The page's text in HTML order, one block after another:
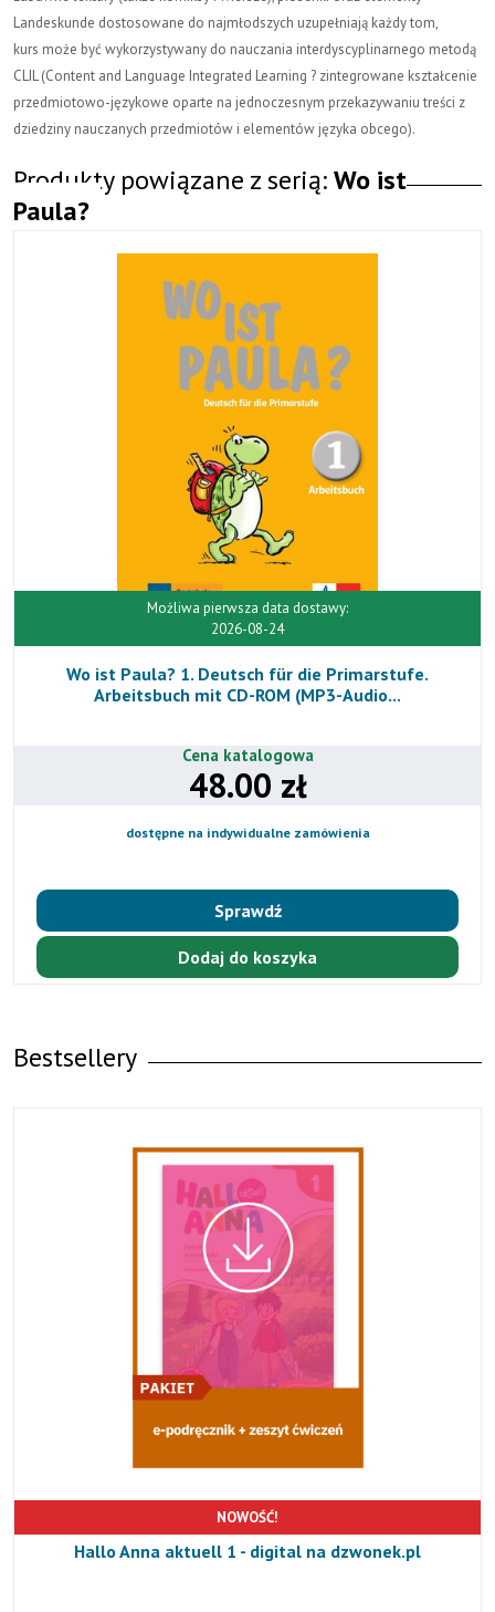
Landeskunde dostosowane do najmłodszych uzupełniają każdy tom,
kurs może być wykorzystywany do nauczania interdyscyplinarnego metodą
CLIL (Content and Language Integrated Learning ? zintegrowane kształcenie
przedmiotowo-językowe oparte na jednoczesnym przekazywaniu treści z
dziedziny nauczanych przedmiotów i elementów języka obcego).
Produkty powiązane z serią:Wo ist
Paula?
Możliwa pierwsza data dostawy:
2026-08-24
Wo ist Paula? 1. Deutsch für die Primarstufe.
Arbeitsbuch mit CD-ROM (MP3-Audio...
Cena katalogowa
48.00 zł
dostępne na indywidualne zamówienia
Sprawdź
Dodaj do koszyka
Bestsellery
NOWOŚĆ!
Hallo Anna aktuell 1 - digital na dzwonek.pl